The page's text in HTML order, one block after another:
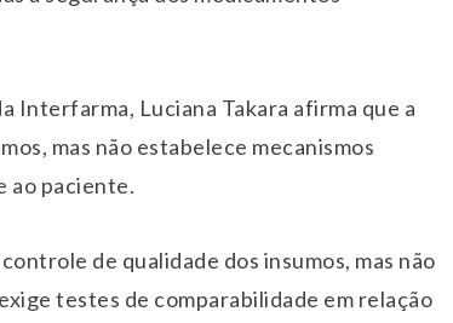
Interfarma, Luciana Takara afirma que a
mas não estabelece mecanismos
ao paciente.
de qualidade dos insumos, mas não
testes de comparabilidade em relação